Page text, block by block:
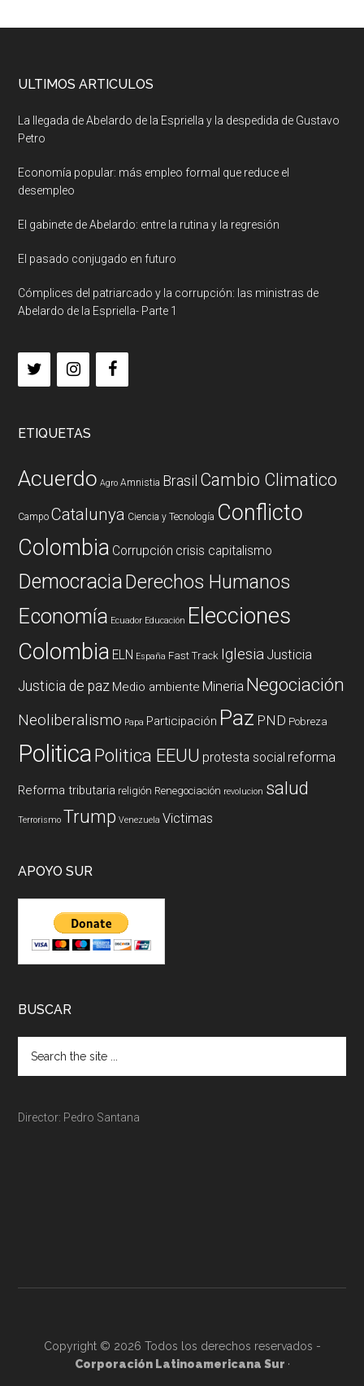
ULTIMOS ARTICULOS
La llegada de Abelardo de la Espriella y la despedida de Gustavo
Petro
Economía popular: más empleo formal que reduce el
desempleo
El gabinete de Abelardo: entre la rutina y la regresión
El pasado conjugado en futuro
Cómplices del patriarcado y la corrupción: las ministras de
Abelardo de la Espriella- Parte 1
ETIQUETAS
Acuerdo Agro Amnistia Brasil Cambio Climatico
Campo Catalunya Ciencia y Tecnología Conflicto
Colombia Corrupción crisis capitalismo
DemocraciaDerechos Humanos
Economía Ecuador Educación Elecciones
Colombia ELN España Fast Track Iglesia Justicia
Justicia de paz Medio ambiente Mineria Negociación
Neoliberalismo Papa Participación Paz PND Pobreza
PoliticaPolitica EEUU protesta social reforma
Reforma tributaria religión Renegociación revolucion salud
Terrorismo Trump Venezuela Victimas
APOYO SUR
BUSCAR
Director: Pedro Santana
Copyright © 2026 Todos los derechos reservados -
Corporación Latinoamericana Sur ·